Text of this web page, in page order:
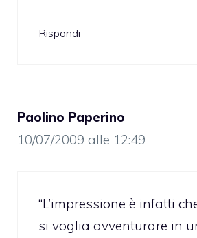
Rispondi
Paolino Paperino
10/07/2009 alle 12:49
“L’impressione è infatti
si voglia avventurare in